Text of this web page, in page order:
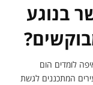
בנוגע
לומדים הום
המתכננים לגשת